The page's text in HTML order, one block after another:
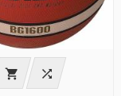
 